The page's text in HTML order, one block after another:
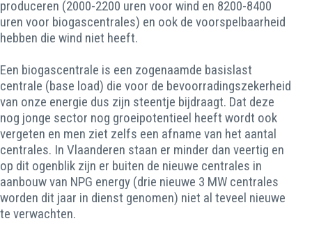
produceren (2000-2200 uren voor wind en 8200-8400
uren voor biogascentrales) en ook de voorspelbaarheid
hebben die wind niet heeft.
Een biogascentrale is een zogenaamde basislast
centrale (base load) die voor de bevoorradingszekerheid
van onze energie dus zijn steentje bijdraagt. Dat deze
nog jonge sector nog groeipotentieel heeft wordt ook
vergeten en men ziet zelfs een afname van het aantal
centrales. In Vlaanderen staan er minder dan veertig en
op dit ogenblik zijn er buiten de nieuwe centrales in
aanbouw van NPG energy (drie nieuwe 3 MW centrales
worden dit jaar in dienst genomen) niet al teveel nieuwe
te verwachten.